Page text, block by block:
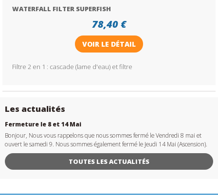
WATERFALL FILTER SUPERFISH
78,40 €
VOIR LE DÉTAIL
Filtre 2 en 1 : cascade (lame d'eau) et filtre
Les actualités
Fermeture le 8 et 14 Mai
Bonjour, Nous vous rappelons que nous sommes fermé le Vendredi 8 mai et
ouvert le samedi 9. Nous sommes également fermé le Jeudi 14 Mai (Ascension).
TOUTES LES ACTUALITÉS